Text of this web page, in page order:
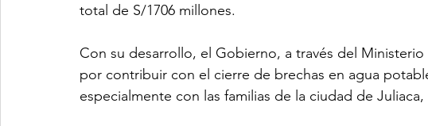
total de S/1706 millones.
Con su desarrollo, el Gobierno, a través del
por contribuir con el cierre de brechas en agua
especialmente con las familias de la ciudad de